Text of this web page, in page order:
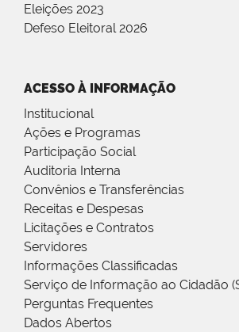
Eleições 2023
Defeso Eleitoral 2026
ACESSO À INFORMAÇÃO
Institucional
Ações e Programas
Participação Social
Auditoria Interna
Convênios e Transferências
Receitas e Despesas
Licitações e Contratos
Servidores
Informações Classificadas
Serviço de Informação ao Cidadão
Perguntas Frequentes
Dados Abertos